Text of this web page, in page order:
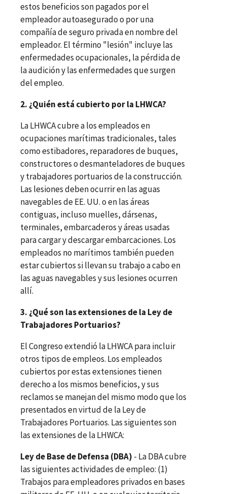
estos beneficios son pagados por el
empleador autoasegurado o por una
compañía de seguro privada en nombre del
empleador. El término "lesión" incluye las
enfermedades ocupacionales, la pérdida de
la audición y las enfermedades que surgen
del empleo.
2. ¿Quién está cubierto por la LHWCA?
La LHWCA cubre a los empleados en
ocupaciones marítimas tradicionales, tales
como estibadores, reparadores de buques,
constructores o desmanteladores de buques
y trabajadores portuarios de la construcción.
Las lesiones deben ocurrir en las aguas
navegables de EE. UU. o en las áreas
contiguas, incluso muelles, dársenas,
terminales, embarcaderos y áreas usadas
para cargar y descargar embarcaciones. Los
empleados no marítimos también pueden
estar cubiertos si llevan su trabajo a cabo en
las aguas navegables y sus lesiones ocurren
allí.
3. ¿Qué son las extensiones de la Ley de
Trabajadores Portuarios?
El Congreso extendió la LHWCA para incluir
otros tipos de empleos. Los empleados
cubiertos por estas extensiones tienen
derecho a los mismos beneficios, y sus
reclamos se manejan del mismo modo que los
presentados en virtud de la Ley de
Trabajadores Portuarios. Las siguientes son
las extensiones de la LHWCA:
Ley de Base de Defensa (DBA) - La DBA cubre
las siguientes actividades de empleo: (1)
Trabajos para empleadores privados en bases